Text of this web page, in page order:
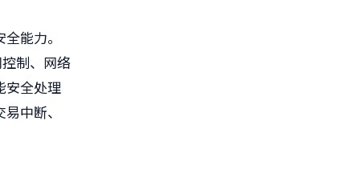
能力。
制、网络
安全处理
中断、